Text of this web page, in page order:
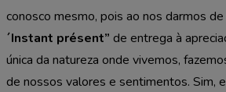
conosco mesmo, pois ao nos darmos
´Instant présent” de entrega à
única da natureza onde vivemos,
de nossos valores e sentimentos. Sim,